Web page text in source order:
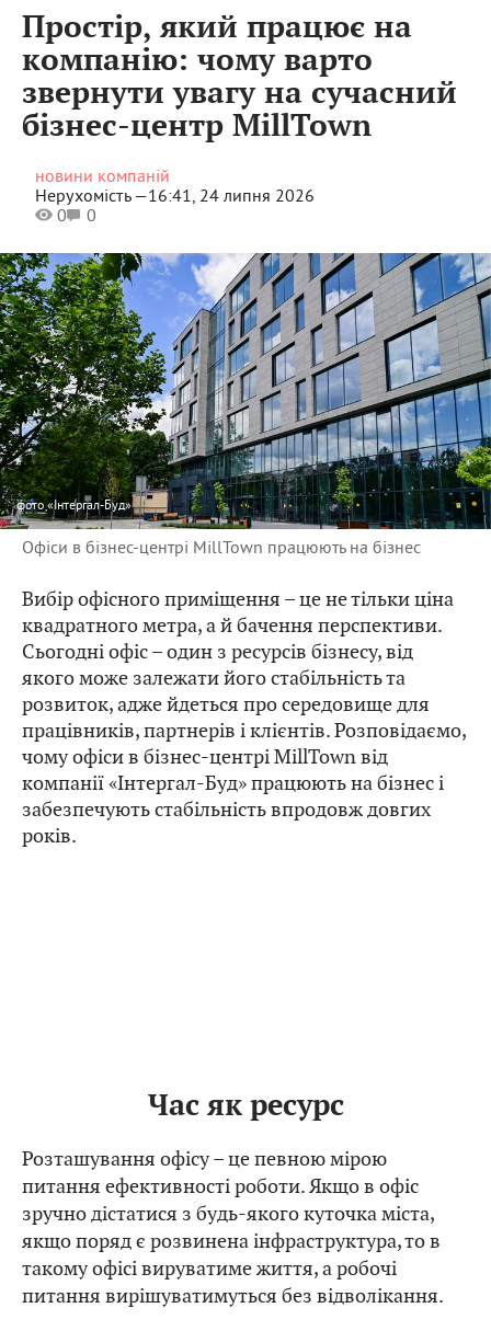
Простір, який працює на
компанію: чому варто
звернути увагу на сучасний
бізнес-центр MillTown
новини компаній
Нерухомість —16:41, 24 липня 2026
0
0
фото«Інтергал-Буд»
Офіси в бізнес-центрі MillTown працюють на бізнес
Вибір офісного приміщення – це не тільки ціна
квадратного метра, а й бачення перспективи.
Сьогодні офіс – один з ресурсів бізнесу, від
якого може залежати його стабільність та
розвиток, адже йдеться про середовище для
працівників, партнерів і клієнтів. Розповідаємо,
чому офіси в бізнес-центрі MillTown від
компанії «Інтергал-Буд» працюють на бізнес і
забезпечують стабільність впродовж довгих
років.
Час як ресурс
Розташування офісу – це певною мірою
питання ефективності роботи. Якщо в офіс
зручно дістатися з будь-якого куточка міста,
якщо поряд є розвинена інфраструктура, то в
такому офісі вируватиме життя, а робочі
питання вирішуватимуться без відволікання.